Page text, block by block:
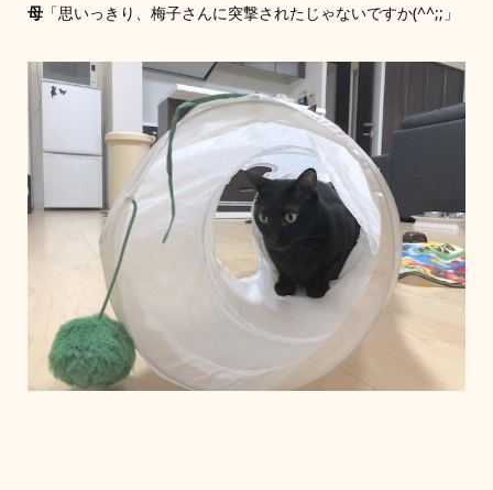
母「思いっきり、梅子さんに突撃されたじゃないですか(^^;;」